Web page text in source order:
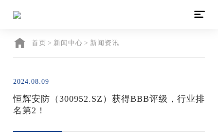

首页 > 新闻中心 > 新闻资讯
2024.08.09
恒辉安防（300952.SZ）获得BBB评级，行业排
名第2 !